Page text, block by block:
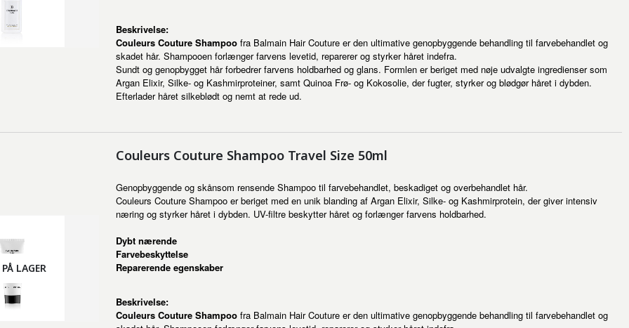
Beskrivelse:
Couleurs Couture Shampoo fra Balmain Hair Couture er den ultimative genopbyggende behandling til farvebehandlet og
skadet hår. Shampooen forlænger farvens levetid, reparerer og styrker håret indefra.
Sundt og genopbygget hår forbedrer farvens holdbarhed og glans. Formlen er beriget med nøje udvalgte ingredienser som
Argan Elixir, Silke- og Kashmirproteiner, samt Quinoa Frø- og Kokosolie, der fugter, styrker og blødgør håret i dybden.
Efterlader håret silkeblødt og nemt at rede ud.
LAGER
Couleurs Couture Shampoo Travel Size 50ml
Genopbyggende og skånsom rensende Shampoo til farvebehandlet, beskadiget og overbehandlet hår.
Couleurs Couture Shampoo er beriget med en unik blanding af Argan Elixir, Silke- og Kashmirprotein, der giver intensiv
næring og styrker håret i dybden. UV-filtre beskytter håret og forlænger farvens holdbarhed.
Dybt nærende
Farvebeskyttelse
Reparerende egenskaber
Beskrivelse:
Couleurs Couture Shampoo fra Balmain Hair Couture er den ultimative genopbyggende behandling til farvebehandlet og